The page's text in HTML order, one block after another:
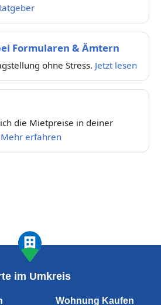
Formularen & Ämtern
ohne Stress. Jetzt lesen
die Mietpreise in deiner
Mehr erfahren
im Umkreis
Wohnung Kaufen